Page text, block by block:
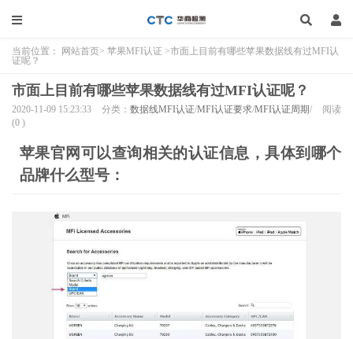
当前位置： 网站首页> 苹果MFI认证 >市面上目前有哪些苹果数据线有过MFI认
证呢？
市面上目前有哪些苹果数据线有过MFI认证呢？
2020-11-09 15:23:33 分类： 数据线MFI认证/MFI认证要求/MFI认证周期/
阅读
(0 )
苹果官网可以查询相关的认证信息，具体到哪个
品牌什么型号：